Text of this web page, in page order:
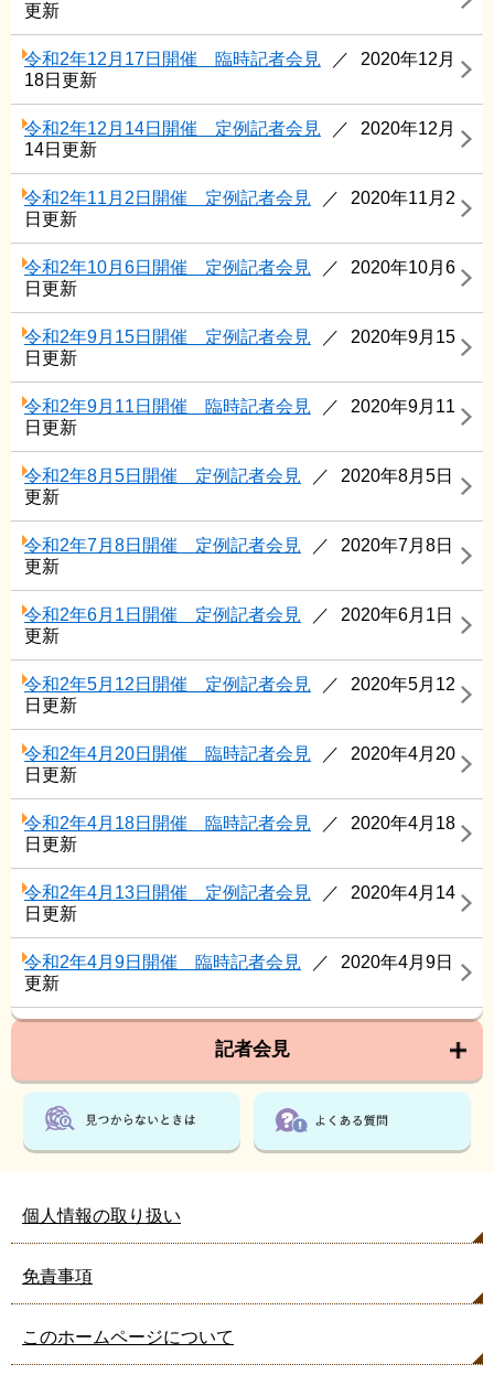
更新
令和2年12月17日開催 臨時記者会見
2020年12月
18日更新
令和2年12月14日開催 定例記者会見
2020年12月
14日更新
令和2年11月2日開催 定例記者会見
2020年11月2
日更新
令和2年10月6日開催 定例記者会見
2020年10月6
日更新
令和2年9月15日開催 定例記者会見
2020年9月15
日更新
令和2年9月11日開催 臨時記者会見
2020年9月11
日更新
令和2年8月5日開催 定例記者会見
2020年8月5日
更新
令和2年7月8日開催 定例記者会見
2020年7月8日
更新
令和2年6月1日開催 定例記者会見
2020年6月1日
更新
令和2年5月12日開催 定例記者会見
2020年5月12
日更新
令和2年4月20日開催 臨時記者会見
2020年4月20
日更新
令和2年4月18日開催 臨時記者会見
2020年4月18
日更新
令和2年4月13日開催 定例記者会見
2020年4月14
日更新
令和2年4月9日開催 臨時記者会見
2020年4月9日
更新
記者会見
個人情報の取り扱い
免責事項
このホームページについて